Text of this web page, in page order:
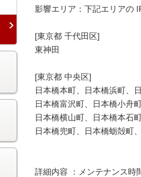
影響エリア：下記エリアの
[東京都 千代田区]
東神田
[東京都 中央区]
日本橋本町、日本橋浜町、
日本橋富沢町、日本橋小舟
日本橋横山町、日本橋本石
日本橋兜町、日本橋蛎殻町
詳細内容 ：メンテナンス時